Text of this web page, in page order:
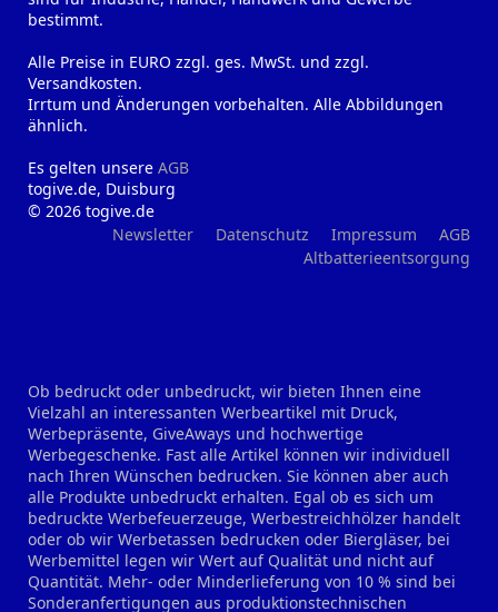
bestimmt.
Alle Preise in EURO zzgl. ges. MwSt. und zzgl.
Versandkosten.
Irrtum und Änderungen vorbehalten. Alle Abbildungen
ähnlich.
Es gelten unsere AGB
togive.de, Duisburg
© 2026 togive.de
Newsletter
Datenschutz Impressum
AGB
Altbatterieentsorgung
Ob bedruckt oder unbedruckt, wir bieten Ihnen eine
Vielzahl an interessanten Werbeartikel mit Druck,
Werbepräsente, GiveAways und hochwertige
Werbegeschenke. Fast alle Artikel können wir individuell
nach Ihren Wünschen bedrucken. Sie können aber auch
alle Produkte unbedruckt erhalten. Egal ob es sich um
bedruckte Werbefeuerzeuge, Werbestreichhölzer handelt
oder ob wir Werbetassen bedrucken oder Biergläser, bei
Werbemittel legen wir Wert auf Qualität und nicht auf
Quantität. Mehr- oder Minderlieferung von 10 % sind bei
Sonderanfertigungen aus produktionstechnischen